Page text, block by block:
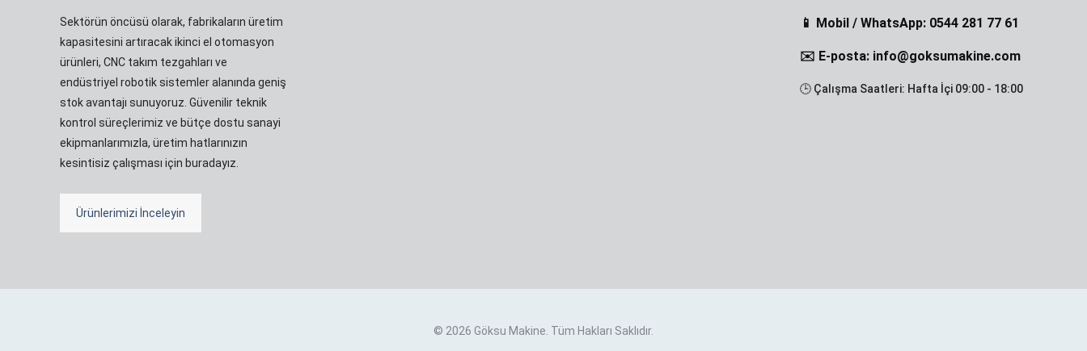
Sektörün öncüsü olarak, fabrikaların üretim
kapasitesini artıracak ikinci el otomasyon
ürünleri, CNC takım tezgahları ve
endüstriyel robotik sistemler alanında geniş
stok avantajı sunuyoruz. Güvenilir teknik
kontrol süreçlerimiz ve bütçe dostu sanayi
ekipmanlarımızla, üretim hatlarınızın
kesintisiz çalışması için buradayız.
Ürünlerimizi İnceleyin
📱 Mobil / WhatsApp: 0544 281 77 61
✉️ E-posta: info@goksumakine.com
🕒 Çalışma Saatleri: Hafta İçi 09:00 - 18:00